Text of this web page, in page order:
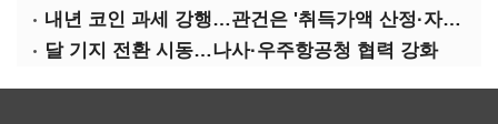
내년 코인 과세 강행…관건은 '취득가액 산정·자산 이동'
달 기지 전환 시동…나사·우주항공청 협력 강화